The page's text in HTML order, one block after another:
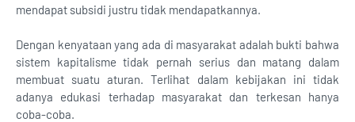
mendapat subsidi justru tidak mendapatkannya.
Dengan kenyataan yang ada di masyarakat adalah bukti bahwa
sistem kapitalisme tidak pernah serius dan matang dalam
membuat suatu aturan. Terlihat dalam kebijakan ini tidak
adanya edukasi terhadap masyarakat dan terkesan hanya
coba-coba.